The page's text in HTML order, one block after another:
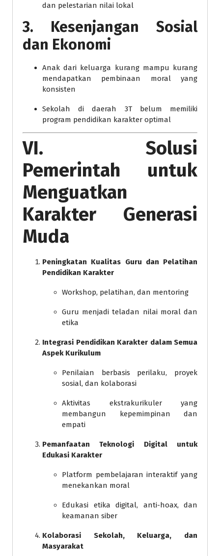
dan pelestarian nilai lokal
3. Kesenjangan Sosial
dan Ekonomi
Anak dari keluarga kurang mampu kurang
mendapatkan pembinaan moral yang
konsisten
Sekolah di daerah 3T belum memiliki
program pendidikan karakter optimal
VI. Solusi
Pemerintah untuk
Menguatkan
Karakter Generasi
Muda
Peningkatan Kualitas Guru dan Pelatihan
Pendidikan Karakter
Workshop, pelatihan, dan mentoring
Guru menjadi teladan nilai moral dan
etika
Integrasi Pendidikan Karakter dalam Semua
Aspek Kurikulum
Penilaian berbasis perilaku, proyek
sosial, dan kolaborasi
Aktivitas ekstrakurikuler yang
membangun kepemimpinan dan
empati
Pemanfaatan Teknologi Digital untuk
Edukasi Karakter
Platform pembelajaran interaktif yang
menekankan moral
Edukasi etika digital, anti-hoax, dan
keamanan siber
Kolaborasi Sekolah, Keluarga, dan
Masyarakat